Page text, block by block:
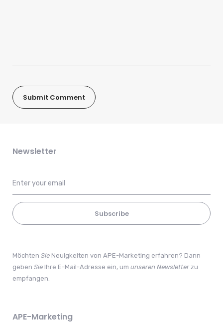
Newsletter
Subscribe
Möchten Sie Neuigkeiten von APE-Marketing erfahren? Dann
geben Sie Ihre E-Mail-Adresse ein, um unseren Newsletterzu
empfangen.
APE-Marketing